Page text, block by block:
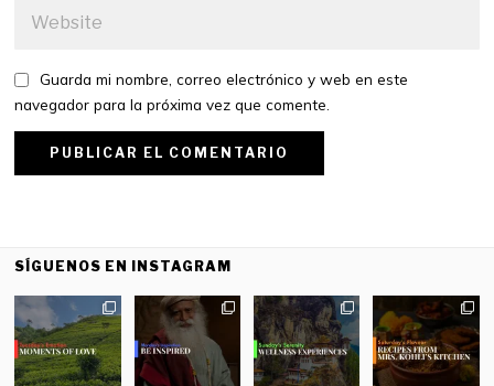
Guarda mi nombre, correo electrónico y web en este
navegador para la próxima vez que comente.
SÍGUENOS EN INSTAGRAM